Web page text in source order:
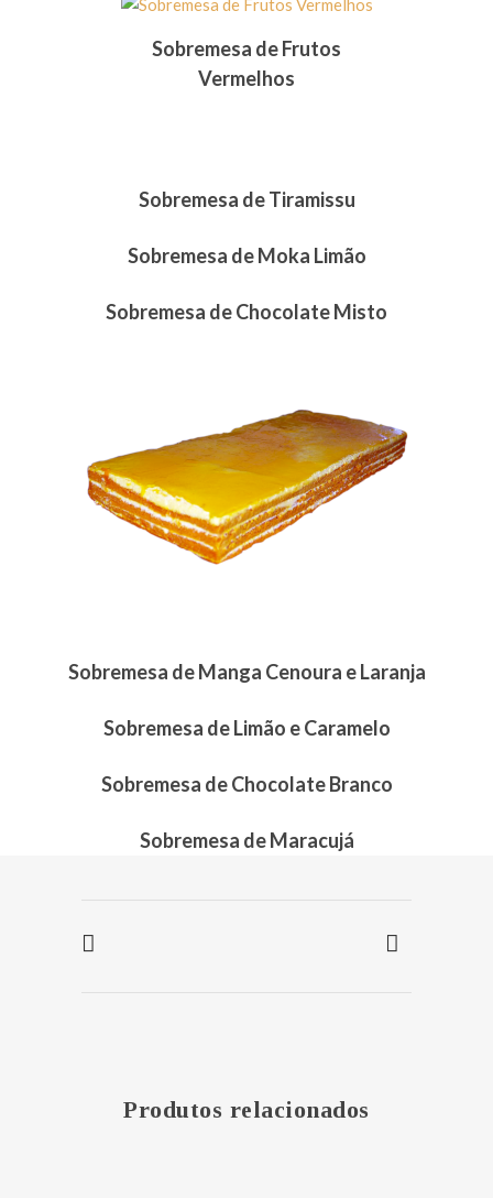
Sobremesa de Frutos
Vermelhos
Sobremesa de Tiramissu
Sobremesa de Moka Limão
Sobremesa de Chocolate Misto
Sobremesa de Manga Cenoura e Laranja
Sobremesa de Limão e Caramelo
Sobremesa de Chocolate Branco
Sobremesa de Maracujá
Produtos relacionados